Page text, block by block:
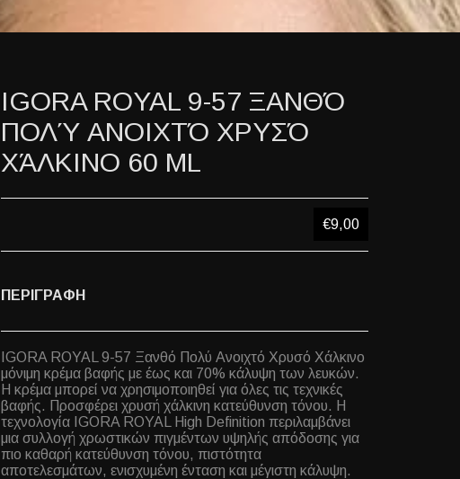
IGORA ROYAL 9-57 ΞΑΝΘΌ
ΠΟΛΎ ΑΝΟΙΧΤΌ ΧΡΥΣΌ
ΧΆΛΚΙΝΟ 60 ML
€9,00
ΠΕΡΙΓΡΑΦΗ
IGORA ROYAL 9-57 Ξανθό Πολύ Ανοιχτό Χρυσό Χάλκινο
μόνιμη κρέμα βαφής με έως και 70% κάλυψη των λευκών.
Η κρέμα μπορεί να χρησιμοποιηθεί για όλες τις τεχνικές
βαφής. Προσφέρει χρυσή χάλκινη κατεύθυνση τόνου. Η
τεχνολογία IGORA ROYAL High Definition περιλαμβάνει
μια συλλογή χρωστικών πιγμέντων υψηλής απόδοσης για
πιο καθαρή κατεύθυνση τόνου, πιστότητα
αποτελεσμάτων, ενισχυμένη ένταση και μέγιστη κάλυψη.